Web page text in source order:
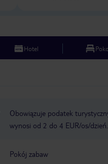
Hotel
Obowiązuje podatek
wynosi od 2 do 4 EUR/os/dzień.
Pokój zabaw